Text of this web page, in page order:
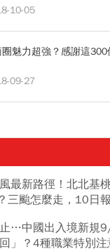
10-05
圈魅力超強？感謝這300
09-27
最新路徑！北北基
三颱怎麼走，10日
…中國出入境新規
」？4種職業特別